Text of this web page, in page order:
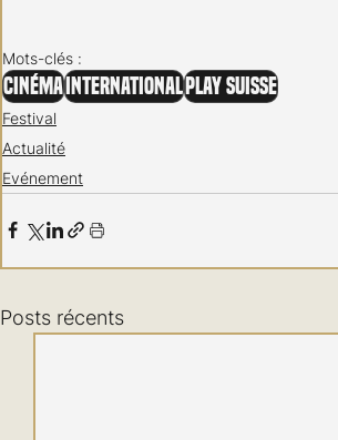
Mots-clés :
Cinéma International Play Suisse
Festival
Actualité
Evénement
Posts récents